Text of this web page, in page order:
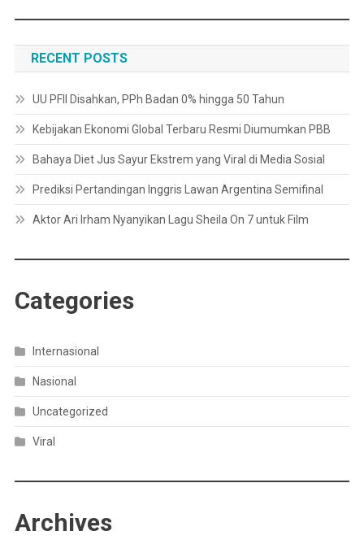
RECENT POSTS
UU PFII Disahkan, PPh Badan 0% hingga 50 Tahun
Kebijakan Ekonomi Global Terbaru Resmi Diumumkan PBB
Bahaya Diet Jus Sayur Ekstrem yang Viral di Media Sosial
Prediksi Pertandingan Inggris Lawan Argentina Semifinal
Aktor Ari Irham Nyanyikan Lagu Sheila On 7 untuk Film
Categories
Internasional
Nasional
Uncategorized
Viral
Archives